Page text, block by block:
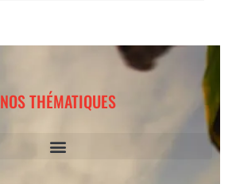
NOS THÉMATIQUES